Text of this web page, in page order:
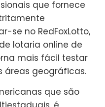
que fornece
se no RedFoxLotto,
lotaria online de
mais fácil testar
áreas geográficas.
que são